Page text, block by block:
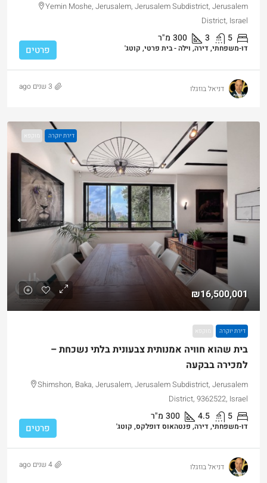
Yemin Moshe, Jerusalem, Jerusalem Subdistrict, Jerusalem
District, Israel
5
3
300 מ"ר
דו-משפחתי, דירה, וילה - בית פרטי, קוטג' פרטים
דניאל בוזגלו 3 שנים ago
דירת יוקרה מוקפא
₪16,500,001
דירת יוקרה מוקפא
בית שהוא חוויה אמנותית צבעונית בלתי נשכחת –
למכירה בבקעה
Shimshon, Baka, Jerusalem, Jerusalem Subdistrict, Jerusalem
District, 9362522, Israel
5
4.5
300 מ"ר
דו-משפחתי, דירה, פנטהאוס דופלקס, קוטג' פרטים
דניאל בוזגלו 4 שנים ago